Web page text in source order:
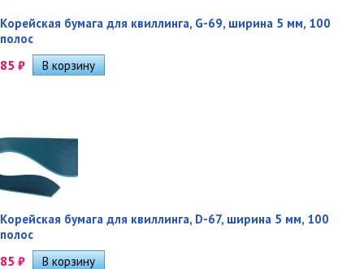
Корейская бумага для квиллинга, G-69, ширина 5 мм, 100
полос
85 ₽
Корейская бумага для квиллинга, D-67, ширина 5 мм, 100
полос
85 ₽